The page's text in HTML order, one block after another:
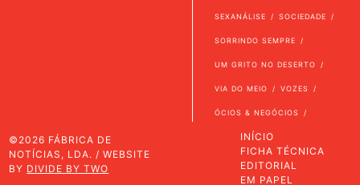
SEXANÁLISE SOCIEDADE
SORRINDO SEMPRE
UM GRITO NO DESERTO
VIA DO MEIO VOZES
ÓCIOS & NEGÓCIOS
©2026 FÁBRICA DE
NOTÍCIAS, LDA. / WEBSITE
BY DIVIDE BY TWO
INÍCIO
FICHA TÉCNICA
EDITORIAL
EM PAPEL